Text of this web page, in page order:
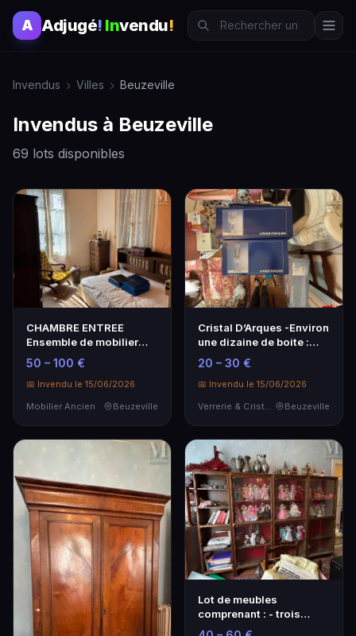
A Adjugé! Invendu!
Invendus Villes Beuzeville
Invendus à Beuzeville
69 lots disponibles
CHAMBRE ENTREE
Ensemble de mobilier
comprenant : - Armoire
e…
50 – 100 €
📅 Invendu le 15/06/2026
Mobilier Ancien
Beuzeville
Cristal D’Arques -Environ
une dizaine de boite :
verre à vin…
20 – 30 €
📅 Invendu le 15/06/2026
Beuzeville
Lot de meubles
comprenant : - trois
vitrines entourage en